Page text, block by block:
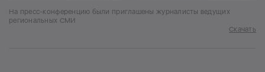
На пресс-конференцию были приглашены журналисты ведущих
региональных СМИ
Скачать